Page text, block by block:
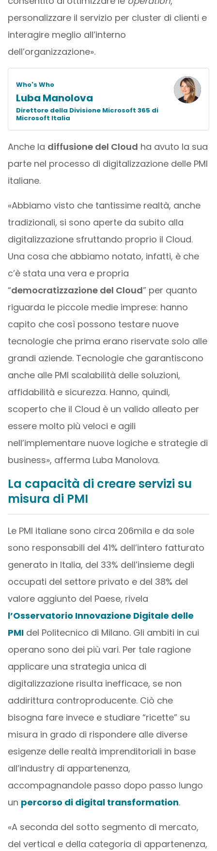
personalizzare il servizio per cluster di clienti e
interagire meglio all’interno
dell’organizzazione».
Who's Who
Luba Manolova
Direttore della Divisione Microsoft 365 di
Microsoft Italia
Anche la diffusione del Cloud ha avuto la sua
parte nel processo di digitalizzazione delle PMI
italiane.
«Abbiamo visto che tantissime realtà, anche
tradizionali, si sono aperte da subito alla
digitalizzazione sfruttando proprio il Cloud.
Una cosa che abbiamo notato, infatti, è che
c’è stata una vera e propria
“democratizzazione del Cloud” per quanto
riguarda le piccole medie imprese: hanno
capito che così possono testare nuove
tecnologie che prima erano riservate solo alle
grandi aziende. Tecnologie che garantiscono
anche alle PMI scalabilità delle soluzioni,
affidabilità e sicurezza. Hanno, quindi,
scoperto che il Cloud è un valido alleato per
essere molto più veloci e agili
nell’implementare nuove logiche e strategie di
business», afferma Luba Manolova.
La capacità di creare servizi su
misura di PMI
Le PMI italiane sono circa 206mila e da sole
sono responsabili del 41% dell’intero fatturato
generato in Italia, del 33% dell’insieme degli
occupati del settore privato e del 38% del
valore aggiunto del Paese, rivela
l’Osservatorio Innovazione Digitale delle
PMIdel Politecnico di Milano. Gli ambiti in cui
operano sono dei più vari. Per tale ragione
applicare una strategia unica di
digitalizzazione risulta inefficace, se non
addirittura controproducente. Ciò che
bisogna fare invece e studiare “ricette” su
misura in grado di rispondere alle diverse
esigenze delle realtà imprenditoriali in base
all’industry di appartenenza,
accompagnandole passo dopo passo lungo
un percorso di digital transformation.
«A seconda del sotto segmento di mercato,
del vertical e della categoria di appartenenza,